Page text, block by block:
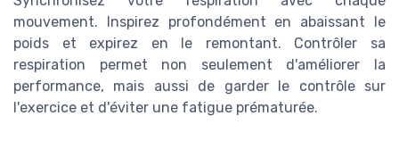
mouvement. Inspirez profondément en abaissant le
poids et expirez en le remontant. Contrôler sa
respiration permet non seulement d'améliorer la
performance, mais aussi de garder le contrôle sur
l'exercice et d'éviter une fatigue prématurée.